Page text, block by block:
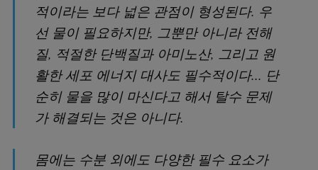
적이라는 보다 넓은 관점이 형성된다. 우
선 물이 필요하지만, 그뿐만 아니라 전해
질, 적절한 단백질과 아미노산, 그리고 원
활한 세포 에너지 대사도 필수적이다... 단
순히 물을 많이 마신다고 해서 탈수 문제
가 해결되는 것은 아니다.
몸에는 수분 외에도 다양한 필수 요소가